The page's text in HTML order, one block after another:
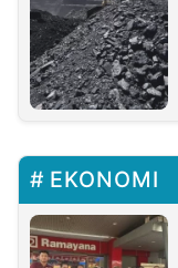
EKONOMI